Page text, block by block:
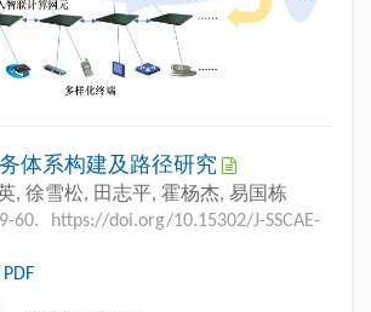
体系构建及路径研究
, 徐雪松, 田志平, 霍杨杰, 易国栋
60.
https://doi.org/10.15302/J-SSCAE-